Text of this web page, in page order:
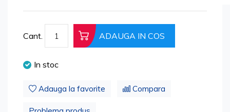
images
gallery
Cant. ADAUGA IN COS
In stoc
Adauga la favorite Compara